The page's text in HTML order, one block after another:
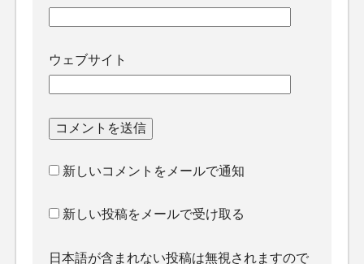
ウェブサイト
新しいコメントをメールで通知
新しい投稿をメールで受け取る
日本語が含まれない投稿は無視されますので